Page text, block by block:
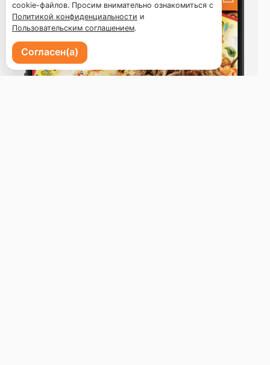
cookie-файлов. Просим внимательно ознакомиться с
Политикой конфиденциальности и
Пользовательским соглашением.
Согласен(а)